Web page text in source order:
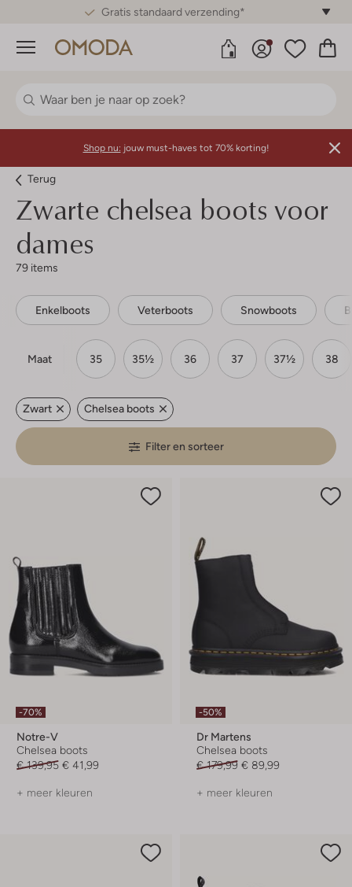
Gratis standaard verzending*
Menu
Shop nu: jouw must-haves tot 70% korting!
Terug
Zwarte chelsea boots voor
dames
79 items
Enkelboots Veterboots Snowboots
Maat 35 35½ 36 37 37½ 38
Zwart Chelsea boots
Filter en sorteer
-70%
Notre-V
Chelsea boots
€ 139,95 € 41,99
+ meer kleuren
-50%
Dr Martens
Chelsea boots
€ 179,99 € 89,99
+ meer kleuren